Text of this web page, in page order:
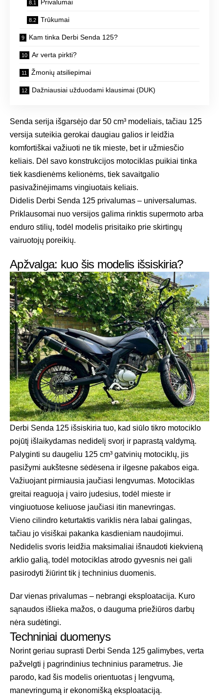
Privalumai
Trūkumai
Kam tinka Derbi Senda 125?
Ar verta pirkti?
Žmonių atsiliepimai
Dažniausiai užduodami klausimai (DUK)
Senda serija išgarsėjo dar 50 cm³ modeliais, tačiau 125
versija suteikia gerokai daugiau galios ir leidžia
komfortiškai važiuoti ne tik mieste, bet ir užmiesčio
keliais. Dėl savo konstrukcijos motociklas puikiai tinka
tiek kasdienėms kelionėms, tiek savaitgalio
pasivažinėjimams vingiuotais keliais.
Didelis Derbi Senda 125 privalumas – universalumas.
Priklausomai nuo versijos galima rinktis supermoto arba
enduro stilių, todėl modelis prisitaiko prie skirtingų
vairuotojų poreikių.
Apžvalga: kuo šis modelis išsiskiria?
Derbi Senda 125 išsiskiria tuo, kad siūlo tikro motociklo
pojūtį išlaikydamas nedidelį svorį ir paprastą valdymą.
Palyginti su daugeliu 125 cm³ gatvinių motociklų, jis
pasižymi aukštesne sėdėsena ir ilgesne pakabos eiga.
Važiuojant pirmiausia jaučiasi lengvumas. Motociklas
greitai reaguoja į vairo judesius, todėl mieste ir
vingiuotuose keliuose jaučiasi itin manevringas.
Vieno cilindro keturtaktis variklis nėra labai galingas,
tačiau jo visiškai pakanka kasdieniam naudojimui.
Nedidelis svoris leidžia maksimaliai išnaudoti kiekvieną
arklio galią, todėl motociklas atrodo gyvesnis nei gali
pasirodyti žiūrint tik į techninius duomenis.
Dar vienas privalumas – nebrangi eksploatacija. Kuro
sąnaudos išlieka mažos, o dauguma priežiūros darbų
nėra sudėtingi.
Techniniai duomenys
Norint geriau suprasti Derbi Senda 125 galimybes, verta
pažvelgti į pagrindinius techninius parametrus. Jie
parodo, kad šis modelis orientuotas į lengvumą,
manevringumą ir ekonomišką eksploataciją.